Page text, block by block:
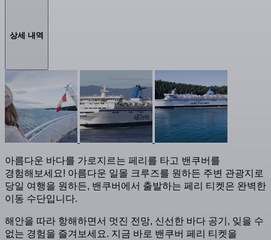
상세 내역
아름다운 바다를 가로지르는 페리를 타고 밴쿠버를
경험해보세요! 아름다운 일몰 크루즈를 원하든 주변 관광지로
당일 여행을 원하든, 밴쿠버에서 출발하는 페리 티켓은 완벽한
이동 수단입니다.
해안을 따라 항해하면서 멋진 전망, 신선한 바다 공기, 잊을 수
없는 경험을 즐겨보세요. 지금 바로 밴쿠버 페리 티켓을